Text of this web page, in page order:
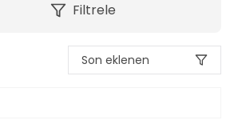
Filtrele
Son eklenen